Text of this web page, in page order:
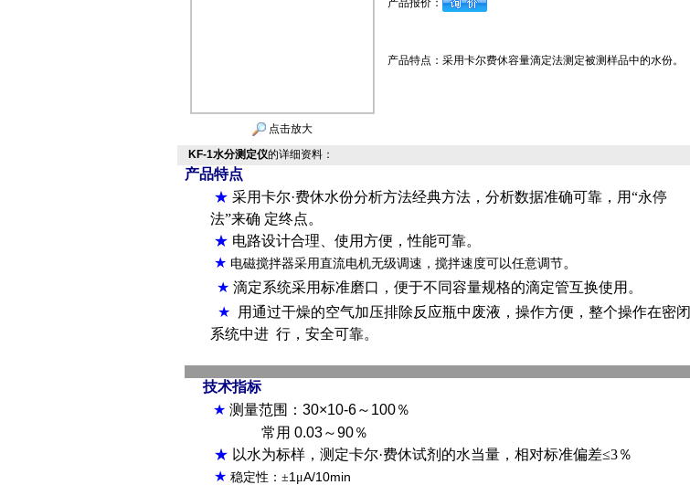
点击放大
产品报价：
产品特点： 采用卡尔费休容量滴定法测定被测样品中的水份。
KF-1水分测定仪的详细资料：
产品特点
★ 采用卡尔·费休水份分析方法经典方法，分析数据准确可靠，用“永停
法”来确 定终点。
★ 电路设计合理、使用方便，性能可靠。
★ 电磁搅拌器采用直流电机无级调速，搅拌速度可以任意调节。
★ 滴定系统采用标准磨口，便于不同容量规格的滴定管互换使用。
★
用通过干燥的空气加压排除反应瓶中废液，操作方便，整个操作在密闭
系统中进 行，安全可靠。
技术指标
★ 测量范围：30×10-6～100％
常用 0.03～90％
★ 以水为标样，测定卡尔·费休试剂的水当量，相对标准偏差≤3％
★ 稳定性：±1μA/10min